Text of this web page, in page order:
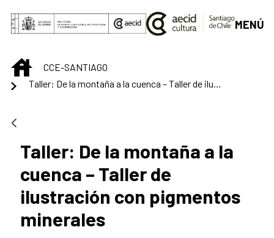
Saltar al contenido principal
MENÚ
INICIOCCE-SANTIAGO
Taller: De la montaña a la
cuenca – Taller de
ilustración con pigmentos
minerales